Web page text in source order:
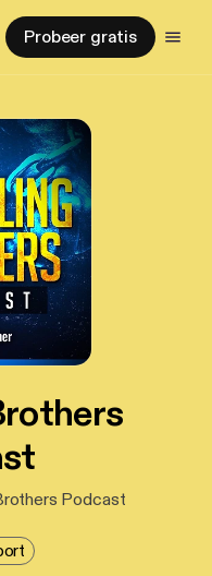
Probeer gratis
Podcast